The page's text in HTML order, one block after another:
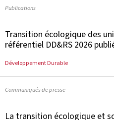
Publications
Transition écologique des
référentiel DD&RS 2026
Développement Durable
Communiqués de presse
La transition écologique et